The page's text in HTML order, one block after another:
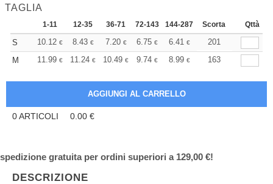
TAGLIA
1-11 12-35 36-71 72-143 144-287 288 +
Scorta Qttà
S 10.12 € 8.43 € 7.20 € 6.75 € 6.41 € 6.36
201
M
11.99 € 11.24 € 10.49 € 9.74 € 8.99 € 8.62 €
163
0ARTICOLI 0.00 €
spedizione gratuita per ordini superiori a 129,00 €!
DESCRIZIONE